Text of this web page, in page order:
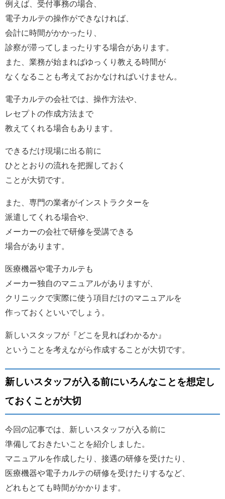
例えば、受付事務の場合、
電子カルテの操作ができなければ、
会計に時間がかかったり、
診察が滞ってしまったりする場合があります。
また、業務が始まればゆっくり教える時間が
なくなることも考えておかなければいけません。
電子カルテの会社では、操作方法や、
レセプトの作成方法まで
教えてくれる場合もあります。
できるだけ現場に出る前に
ひととおりの流れを把握しておく
ことが大切です。
また、専門の業者がインストラクターを
派遣してくれる場合や、
メーカーの会社で研修を受講できる
場合があります。
医療機器や電子カルテも
メーカー独自のマニュアルがありますが、
クリニックで実際に使う項目だけのマニュアルを
作っておくといいでしょう。
新しいスタッフが『どこを見ればわかるか』
ということを考えながら作成することが大切です。
新しいスタッフが入る前にいろんなことを想定し
ておくことが大切
今回の記事では、新しいスタッフが入る前に
準備しておきたいことを紹介しました。
マニュアルを作成したり、接遇の研修を受けたり、
医療機器や電子カルテの研修を受けたりするなど、
どれもとても時間がかかります。